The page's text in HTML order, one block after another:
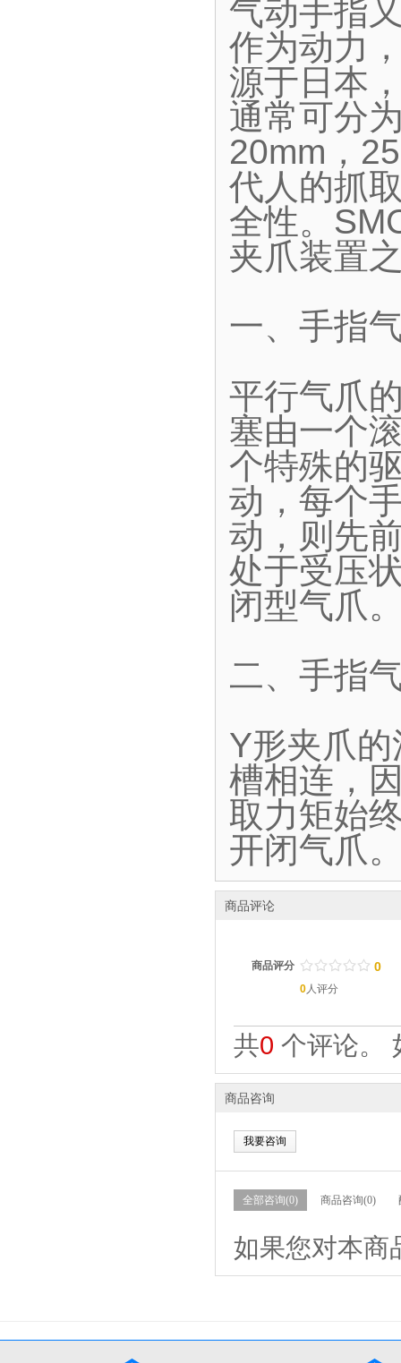
气动手指
作为动力
源于日本
通常可分
20mm，
代人的抓
全性。
夹爪装置
一、手指
平行气爪
塞由一个
个特殊的
动，每个
动，则先
处于受压
闭型气爪
二、手指
Y形夹爪
槽相连，
取力矩始
开闭气爪
商品评论
商品评分 / / / / /
. . . . . 0
0人评分
共0 个评论。
商品咨询
我要咨询
全部咨询(0) 商品咨询(0)
如果您对本商